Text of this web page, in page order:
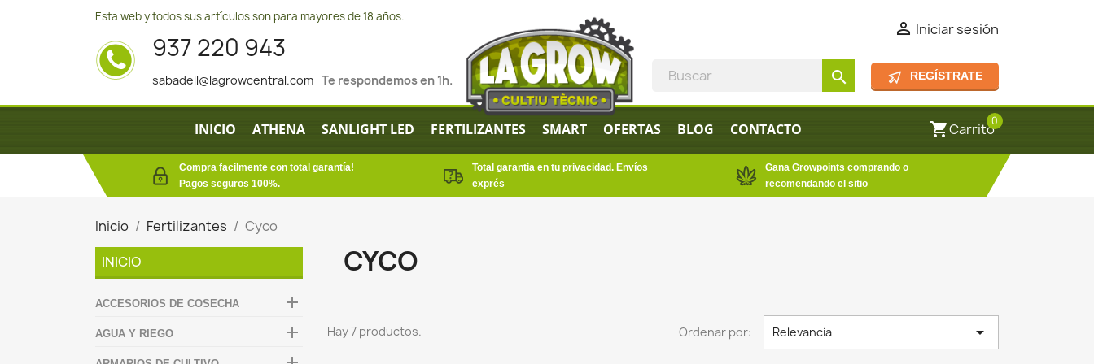
Esta web y todos sus artículos son para mayores de 18 años.
 Iniciar sesión
search REGÍSTRATE
937 220 943
sabadell@lagrowcentral.com Te respondemos en 1h.
INICIO ATHENA SANLIGHT LED FERTILIZANTES SMART OFERTAS BLOG CONTACTO shopping_cartCarrito0
Compra facilmente con total garantía!
Pagos seguros 100%.
Total garantia en tu privacidad. Envíos
exprés
Gana Growpoints comprando o
recomendando el sitio
Inicio Fertilizantes
Cyco
INICIO
ACCESORIOS DE COSECHA 
AGUA Y RIEGO 
CYCO
Hay 7 productos. Ordenar por: Relevancia 